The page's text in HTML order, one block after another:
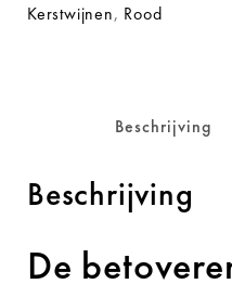
Kerstwijnen, Rood
Beschrijving
Beschrijving
De